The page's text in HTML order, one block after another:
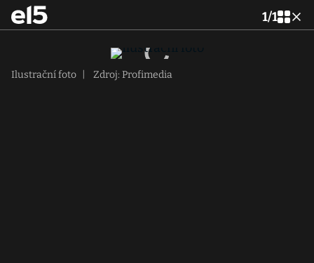
1/1
Ilustrační foto Zdroj: Profimedia